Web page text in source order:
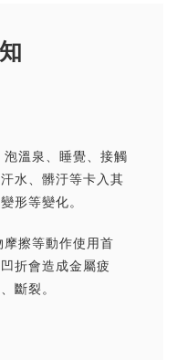
溫泉、睡覺、接觸
水、髒汙等卡入其
形等變化。
擦等動作使用首
折會造成金屬疲
斷裂。